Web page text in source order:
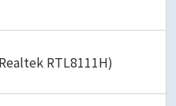
RTL8111H)